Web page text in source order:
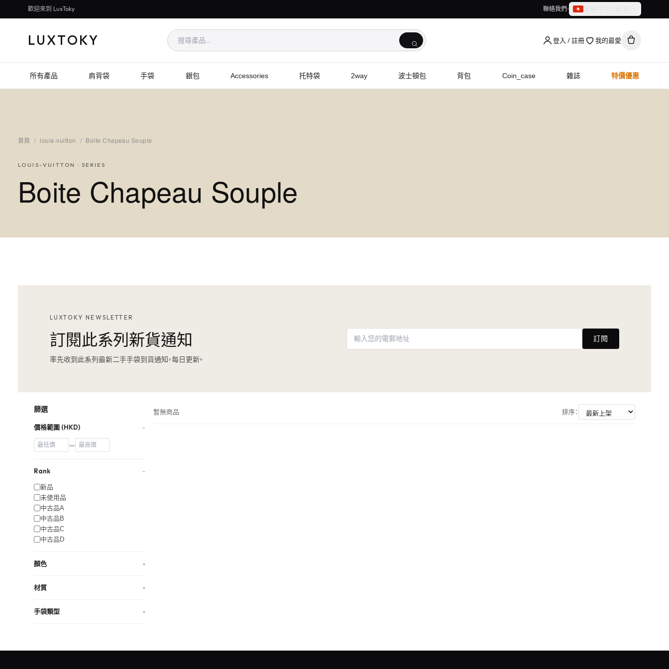
歡迎來到 LuxToky 聯絡我們
繁體中文（香港）
LUXTOKY 登入 / 註冊 我的最愛
所有產品 肩背袋 手袋 銀包 Accessories 托特袋 2way 波士頓包 背包 Coin_case 雜誌 特價優惠
首頁 / louis-vuitton / Boite Chapeau Souple
LOUIS-VUITTON · SERIES
Boite Chapeau Souple
LUXTOKY NEWSLETTER
訂閱此系列新貨通知
率先收到此系列最新二手手袋到貨通知，每日更新。
訂閱
篩選
價格範圍 (HKD) −
—
Rank −
新品
未使用品
中古品A
中古品B
中古品C
中古品D
顏色 +
材質 +
手袋類型 +
暫無商品 排序：